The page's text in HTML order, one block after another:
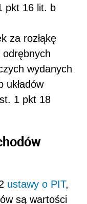
pkt 16 lit. b
za rozłąkę
odrębnych
wydanych
układów
1 pkt 18
ustawy o PIT,
są wartości